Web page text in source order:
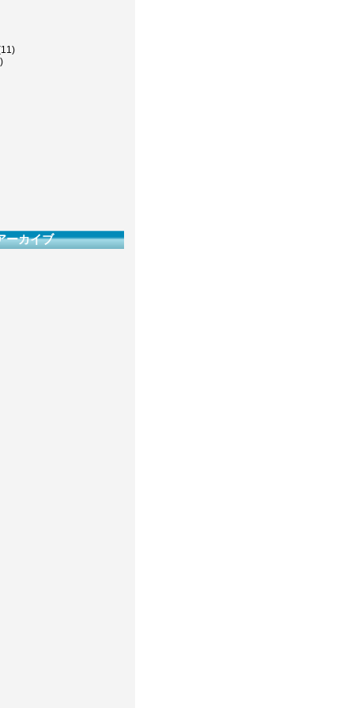
ーカイブ